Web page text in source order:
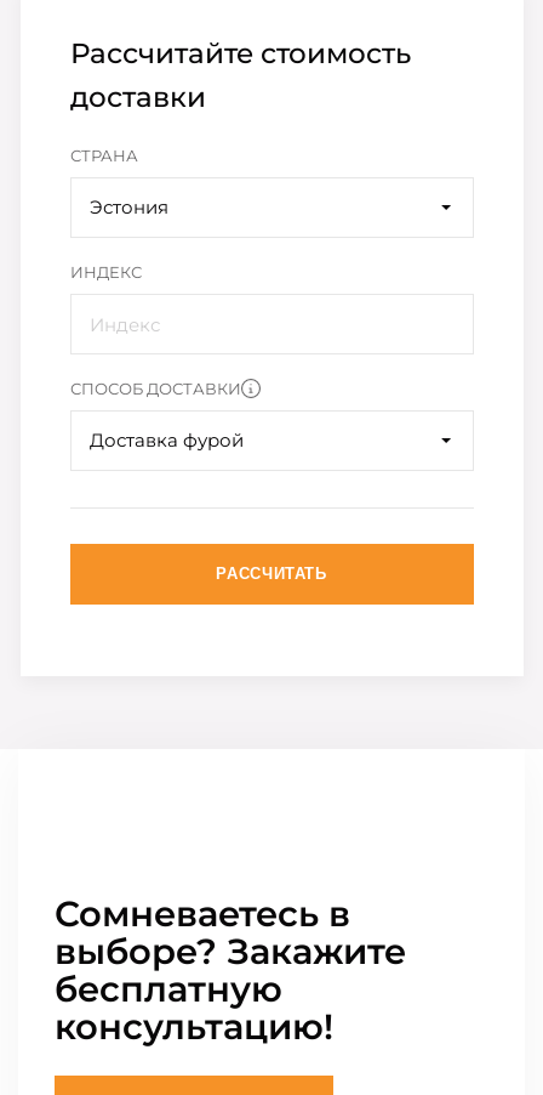
Рассчитайте стоимость
доставки
СТРАНА
Эстония
ИНДЕКС
СПОСОБ ДОСТАВКИ
Доставка фурой
РАССЧИТАТЬ
Сомневаетесь в
выборе? Закажите
бесплатную
консультацию!